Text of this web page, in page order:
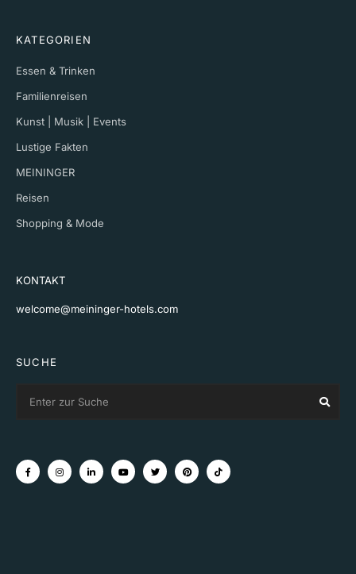
KATEGORIEN
Essen & Trinken
Familienreisen
Kunst | Musik | Events
Lustige Fakten
MEININGER
Reisen
Shopping & Mode
KONTAKT
welcome@meininger-hotels.com
SUCHE
for: